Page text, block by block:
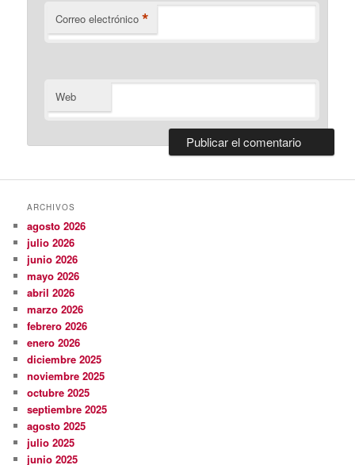
Correo electrónico *
Web
ARCHIVOS
agosto 2026
julio 2026
junio 2026
mayo 2026
abril 2026
marzo 2026
febrero 2026
enero 2026
diciembre 2025
noviembre 2025
octubre 2025
septiembre 2025
agosto 2025
julio 2025
junio 2025